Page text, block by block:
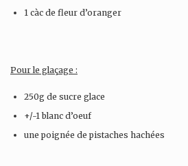
1 càc de fleur d’oranger
Pour le glaçage :
250g de sucre glace
+/-1 blanc d’oeuf
une poignée de pistaches hachées